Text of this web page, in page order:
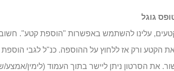
עלינו להשתמש באפשרות "הוספת קטע".
הקטע ורק אז ללחוץ על ההוספה. כנ"ל לגבי הוספת
את הסרטון ניתן ליישר בתוך העמוד (לימין/